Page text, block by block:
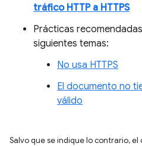
tráfico HTTP a HTTPS
Prácticas
siguientes temas:
No usa HTTPS
El documento no
válido
Salvo que se indique lo contrario,